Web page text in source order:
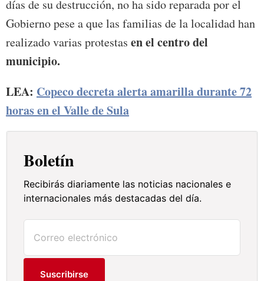
días de su destrucción, no ha sido reparada por el
Gobierno pese a que las familias de la localidad han
realizado varias protestas en el centro del
municipio.
LEA: Copeco decreta alerta amarilla durante 72
horas en el Valle de Sula
Boletín
Recibirás diariamente las noticias nacionales e
internacionales más destacadas del día.
Suscribirse